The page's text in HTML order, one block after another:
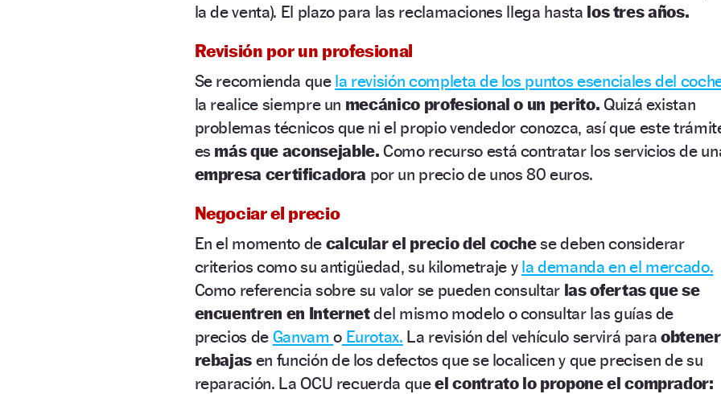
la de venta). El plazo para las reclamaciones llega hasta los tres años.
Revisión por un profesional
Se recomienda que la revisión completa de los puntos esenciales del
la realice siempre un mecánico profesional o un perito. Quizá existan
problemas técnicos que ni el propio vendedor conozca, así que este
es más que aconsejable. Como recurso está contratar los servicios de
empresa certificadora por un precio de unos 80 euros.
Negociar el precio
En el momento de calcular el precio del cochese deben considerar
criterios como su antigüedad, su kilometraje y la demanda en el mercado.
Como referencia sobre su valor se pueden consultar las ofertas que se
encuentren en Internetdel mismo modelo o consultar las guías de
precios de GanvamoEurotax. La revisión del vehículo servirá paraobtener
rebajas en función de los defectos que se localicen y que precisen de su
reparación. La OCU recuerda queel contrato lo propone el comprador: